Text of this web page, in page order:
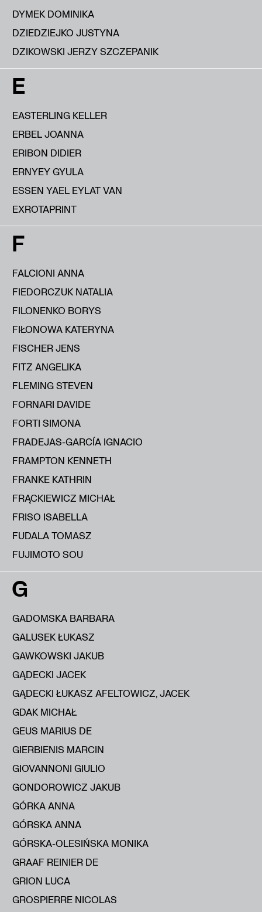
DYMEK DOMINIKA
DZIEDZIEJKO JUSTYNA
DZIKOWSKI JERZY SZCZEPANIK
E
EASTERLING KELLER
ERBEL JOANNA
ERIBON DIDIER
ERNYEY GYULA
ESSEN YAEL EYLAT VAN
EXROTAPRINT
F
FALCIONI ANNA
FIEDORCZUK NATALIA
FILONENKO BORYS
FIŁONOWA KATERYNA
FISCHER JENS
FITZ ANGELIKA
FLEMING STEVEN
FORNARI DAVIDE
FORTI SIMONA
FRADEJAS-GARCÍA IGNACIO
FRAMPTON KENNETH
FRANKE KATHRIN
FRĄCKIEWICZ MICHAŁ
FRISO ISABELLA
FUDALA TOMASZ
FUJIMOTO SOU
G
GADOMSKA BARBARA
GALUSEK ŁUKASZ
GAWKOWSKI JAKUB
GĄDECKI JACEK
GĄDECKI ŁUKASZ AFELTOWICZ, JACEK
GDAK MICHAŁ
GEUS MARIUS DE
GIERBIENIS MARCIN
GIOVANNONI GIULIO
GONDOROWICZ JAKUB
GÓRKA ANNA
GÓRSKA ANNA
GÓRSKA-OLESIŃSKA MONIKA
GRAAF REINIER DE
GRION LUCA
GROSPIERRE NICOLAS